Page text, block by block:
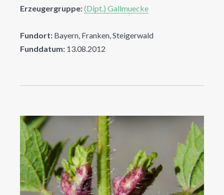
Erzeugergruppe:(Dipt.) Gallmuecke
Fundort: Bayern, Franken, Steigerwald
Funddatum: 13.08.2012